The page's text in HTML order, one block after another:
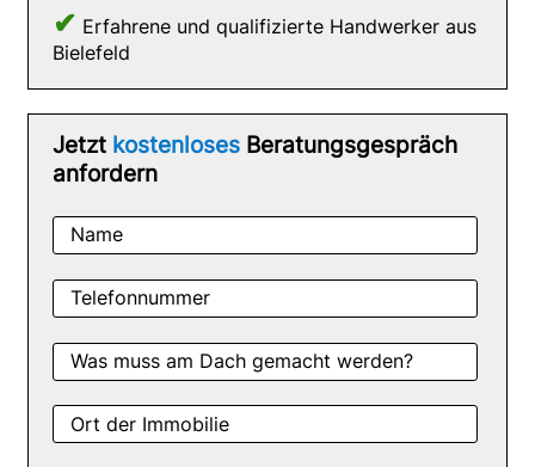
✔ Erfahrene und qualifizierte Handwerker aus
Bielefeld
Jetzt kostenloses Beratungsgespräch
anfordern
Name
Telefonnummer
Was muss am Dach gemacht werden?
Ort der Immobilie